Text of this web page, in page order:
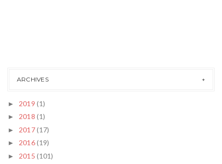
ARCHIVES
► 2019(1)
► 2018(1)
► 2017(17)
► 2016(19)
► 2015(101)